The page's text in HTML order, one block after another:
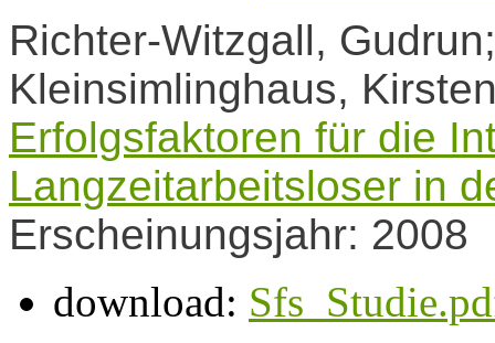
Richter-Witzgall,
Kleinsimlinghaus,
Erfolgsfaktoren für die
Langzeitarbeitsloser in
Erscheinungsjahr: 2008
download: